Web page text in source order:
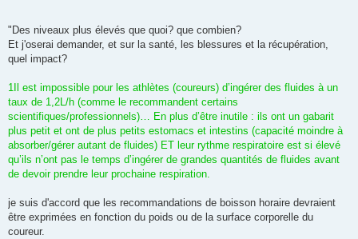
"Des niveaux plus élevés que quoi? que combien?
Et j'oserai demander, et sur la santé, les blessures et la récupération,
quel impact?
1Il est impossible pour les athlètes (coureurs) d’ingérer des fluides à un
taux de 1,2L/h (comme le recommandent certains
scientifiques/professionnels)… En plus d’être inutile : ils ont un gabarit
plus petit et ont de plus petits estomacs et intestins (capacité moindre à
absorber/gérer autant de fluides) ET leur rythme respiratoire est si élevé
qu’ils n’ont pas le temps d’ingérer de grandes quantités de fluides avant
de devoir prendre leur prochaine respiration.
je suis d'accord que les recommandations de boisson horaire devraient
être exprimées en fonction du poids ou de la surface corporelle du
coureur.